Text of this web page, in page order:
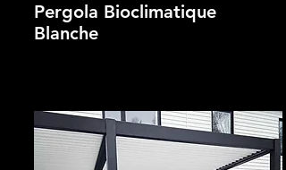
Pergola Bioclimatique
Blanche